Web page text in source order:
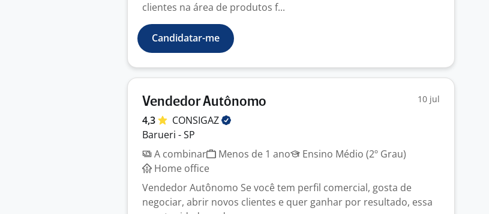
clientes na área de produtos f...
Candidatar-me
Vendedor Autônomo 10 jul
4,3
CONSIGAZ
Barueri - SP
A combinar
Menos de 1 ano
Ensino Médio (2º Grau)
Home office
Vendedor Autônomo Se você tem perfil comercial, gosta de
negociar, abrir novos clientes e quer ganhar por resultado, essa